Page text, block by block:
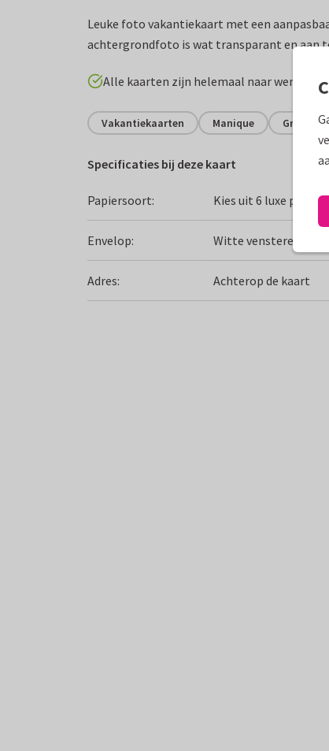
Leuke foto vakantiekaart met een
achtergrondfoto is wat transparant en aan
Alle kaarten zijn helemaal naar wens aan
Vakantiekaarten Manique
Specificaties bij deze kaart
Papiersoort: Kies uit 6 luxe
Envelop: Witte vensterenvelop
Adres: Achterop de kaart